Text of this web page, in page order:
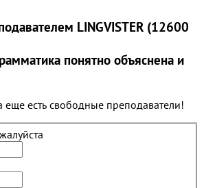
LINGVISTER (12600
понятно объяснена и
еще есть свободные преподаватели!